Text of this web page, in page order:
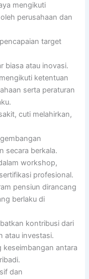
mengikuti
perusahaan dan
target
biasa atau inovasi.
ketentuan
serta peraturan
cuti melahirkan,
secara berkala.
workshop,
profesional.
pensiun dirancang
berlaku di
kontribusi dari
atau investasi.
keseimbangan antara
dan